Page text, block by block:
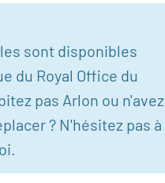
sont disponibles
du Royal Office du
pas Arlon ou n'avez
? N'hésitez pas à